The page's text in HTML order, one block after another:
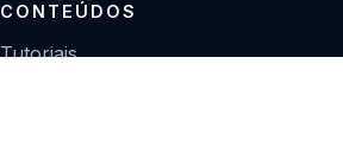
CONTEÚDOS
Tutoriais